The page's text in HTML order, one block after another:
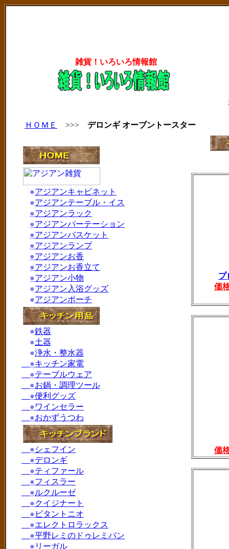
雑貨！いろいろ情報館
ＨＯＭＥ >>> デロンギ オーブントースター
プ
価
価
●アジアンキャビネット
●アジアンテーブル・イス
●アジアンラック
●アジアンパーテーション
●アジアンバスケット
●アジアンランプ
●アジアンお香
●アジアンお香立て
●アジアン小物
●アジアン入浴グッズ
●アジアンポーチ
●鉄器
●土器
●浄水・整水器
●キッチン家電
●テーブルウェア
●お鍋・調理ツール
●便利グッズ
●ワインセラー
●おかずうつわ
●シェフイン
●デロンギ
●ティファール
●フィスラー
●ルクルーゼ
●クイジナート
● ビタントニオ
●エレクトロラックス
●平野レミのドゥレミパン
● リーガル